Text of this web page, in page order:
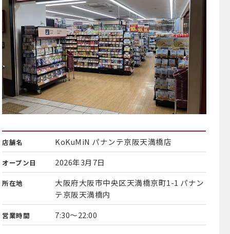
店舗名 KoKuMiN パナンテ京阪天満橋店
オープン日 2026年3月7日
所在地
大阪府大阪市中央区天満橋京町1-1 パナン
テ京阪天満橋内
営業時間 7:30～22:00